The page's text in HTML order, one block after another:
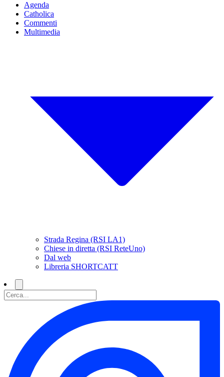
Agenda
Catholica
Commenti
Multimedia
Strada Regina (RSI LA1)
Chiese in diretta (RSI ReteUno)
Dal web
Libreria SHORTCATT